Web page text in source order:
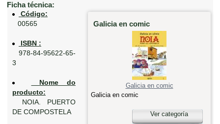
Ficha técnica:
Galicia en comic
Galicia en comic
Galicia en comic
Ver categoría
Código:
00565
ISBN :
978-84-95622-65-
3
Nome do
producto:
NOIA. PUERTO
DE COMPOSTELA